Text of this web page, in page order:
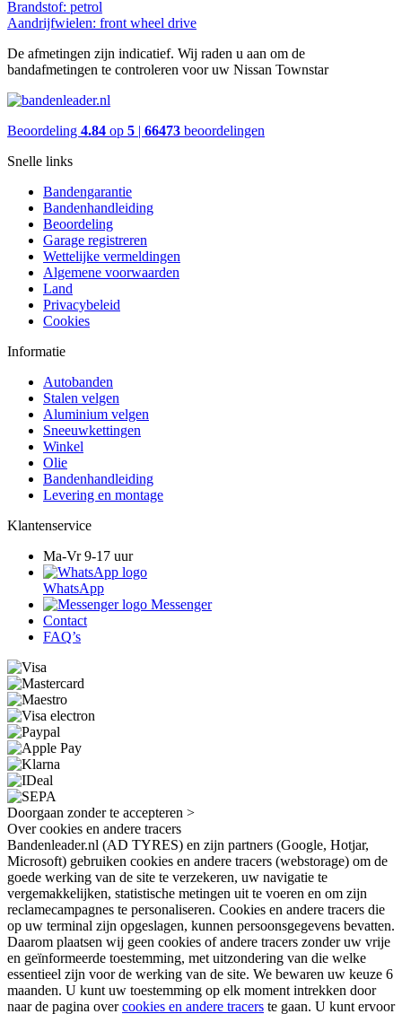
Brandstof: petrol
Aandrijfwielen: front wheel drive
De afmetingen zijn indicatief. Wij raden u aan om de
bandafmetingen te controleren voor uw Nissan Townstar
Beoordeling 4.84 op 5 | 66473 beoordelingen
Snelle links
Bandengarantie
Bandenhandleiding
Beoordeling
Garage registreren
Wettelijke vermeldingen
Algemene voorwaarden
Land
Privacybeleid
Cookies
Informatie
Autobanden
Stalen velgen
Aluminium velgen
Sneeuwkettingen
Winkel
Olie
Bandenhandleiding
Levering en montage
Klantenservice
Ma-Vr 9-17 uur
WhatsApp
Messenger
Contact
FAQ’s
Doorgaan zonder te accepteren >
Over cookies en andere tracers
Bandenleader.nl (AD TYRES) en zijn partners (Google, Hotjar,
Microsoft) gebruiken cookies en andere tracers (webstorage) om de
goede werking van de site te verzekeren, uw navigatie te
vergemakkelijken, statistische metingen uit te voeren en om zijn
reclamecampagnes te personaliseren. Cookies en andere tracers die
op uw terminal zijn opgeslagen, kunnen persoonsgegevens bevatten.
Daarom plaatsen wij geen cookies of andere tracers zonder uw vrije
en geïnformeerde toestemming, met uitzondering van die welke
essentieel zijn voor de werking van de site. We bewaren uw keuze 6
maanden. U kunt uw toestemming op elk moment intrekken door
naar de pagina overcookies en andere tracers te gaan. U kunt ervoor